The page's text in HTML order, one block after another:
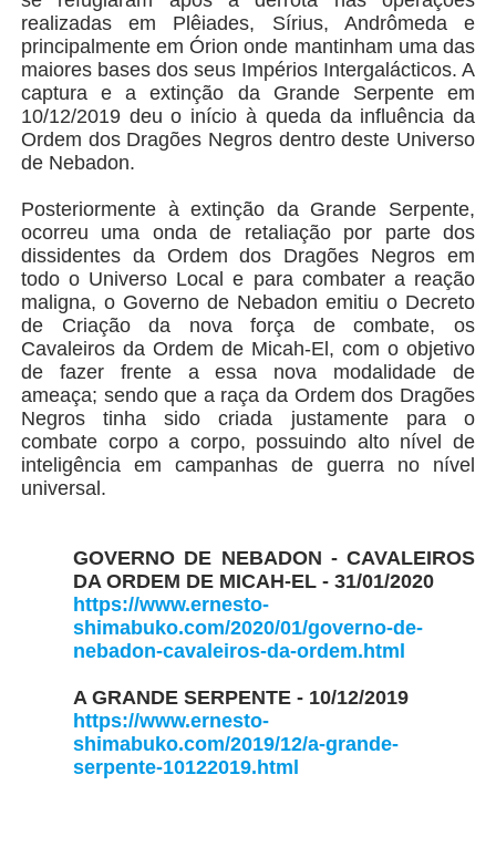
realizadas em Plêiades, Sírius, Andrômeda e
principalmente em Órion onde mantinham uma das
maiores bases dos seus Impérios Intergalácticos. A
captura e a extinção da Grande Serpente em
10/12/2019 deu o início à queda da influência da
Ordem dos Dragões Negros dentro deste Universo
de Nebadon.
Posteriormente à extinção da Grande Serpente,
ocorreu uma onda de retaliação por parte dos
dissidentes da Ordem dos Dragões Negros em
todo o Universo Local e para combater a reação
maligna, o Governo de Nebadon emitiu o Decreto
de Criação da nova força de combate, os
Cavaleiros da Ordem de Micah-El, com o objetivo
de fazer frente a essa nova modalidade de
ameaça; sendo que a raça da Ordem dos Dragões
Negros tinha sido criada justamente para o
combate corpo a corpo, possuindo alto nível de
inteligência em campanhas de guerra no nível
universal.
GOVERNO DE NEBADON - CAVALEIROS
DA ORDEM DE MICAH-EL - 31/01/2020
https://www.ernesto-
shimabuko.com/2020/01/governo-de-
nebadon-cavaleiros-da-ordem.html
A GRANDE SERPENTE - 10/12/2019
https://www.ernesto-
shimabuko.com/2019/12/a-grande-
serpente-10122019.html